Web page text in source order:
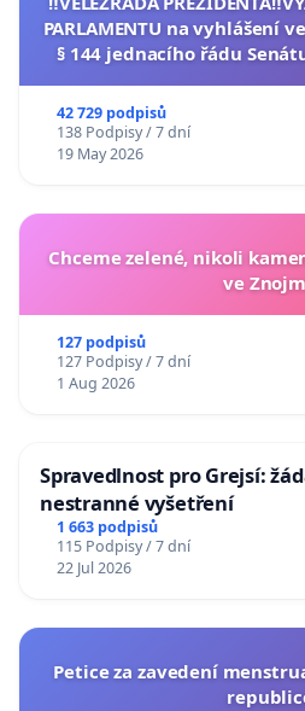
PARLAMENTU na vyhlášení
§ 144 jednacího řádu
42 729 podpisů
138 Podpisy / 7 dní
19 May 2026
Chceme zelené, nikoli
ve
127 podpisů
127 Podpisy / 7 dní
1 Aug 2026
Spravedlnost pro Grejsí:
nestranné vyšetření
1 663 podpisů
115 Podpisy / 7 dní
22 Jul 2026
Petice za zavedení